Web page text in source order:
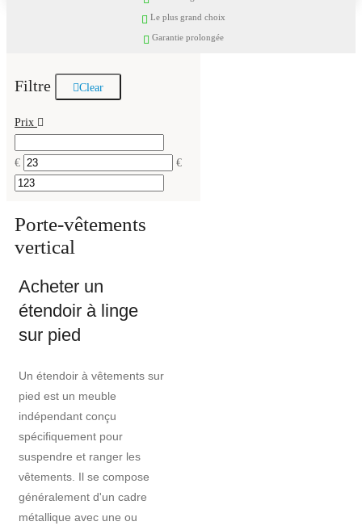
Le plus grand choix
Garantie prolongée
Filtre Clear
Prix
€ €
Porte-vêtements
vertical
Acheter un
étendoir à linge
sur pied
Un étendoir à vêtements sur
pied est un meuble
indépendant conçu
spécifiquement pour
suspendre et ranger les
vêtements. Il se compose
généralement d'un cadre
métallique avec une ou